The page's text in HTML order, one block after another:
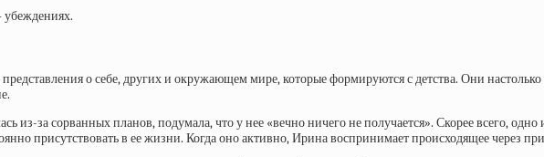
о себе, других и окружающем мире, которые формируются с детства. Они
из-за сорванных планов, подумала, что у нее «вечно ничего не получается». Скорее всего,
присутствовать в ее жизни. Когда оно активно, Ирина воспринимает происходящее через